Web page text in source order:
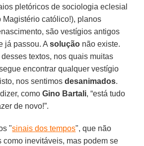
pletóricos de sociologia eclesial
Magistério católico!), planos
são vestígios antigos
já passou. Asolução não existe.
textos, nos quais muitas
encontrar qualquer vestígio
nos sentimosdesanimados.
comoGino Bartali, “está tudo
de novo!”.
"sinais dos tempos", que não
como inevitáveis, mas podem se